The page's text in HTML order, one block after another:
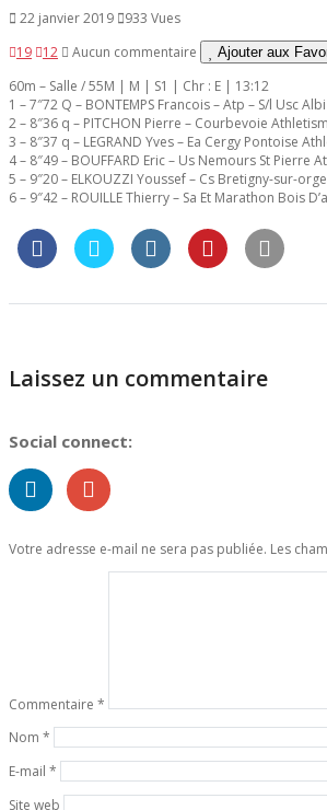
22 janvier 2019
933 Vues
19
12 Aucun commentaire Ajouter aux
60m – Salle / 55M | M | S1 | Chr : E | 13:12
1 – 7″72 Q – BONTEMPS Francois – Atp – S/l Usc Albi
2 – 8″36 q – PITCHON Pierre – Courbevoie
3 – 8″37 q – LEGRAND Yves – Ea Cergy Pontoise
4 – 8″49 – BOUFFARD Eric – Us Nemours St Pierre
5 – 9″20 – ELKOUZZI Youssef – Cs Bretigny-sur-orge
6 – 9″42 – ROUILLE Thierry – Sa Et Marathon Bois
Laissez un commentaire
Social connect:
Votre adresse e-mail ne sera pas publiée. Les
Commentaire *
Nom *
E-mail *
Site web